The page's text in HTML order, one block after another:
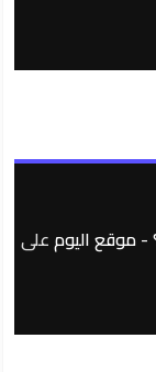
- موقع اليومعلى